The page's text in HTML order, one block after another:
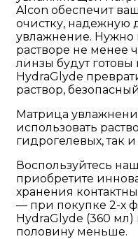
Alcon обеспечит
очистку, надежную
увлажнение. Нужно
растворе не менее
линзы будут готовы
HydraGlyde
раствор,
Матрица
использовать
гидрогелевых, так
Воспользуйтесь
приобретите
хранения
— при покупке 2-х
HydraGlyde (360 мл)
половину меньше.